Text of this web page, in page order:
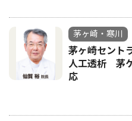
茅ヶ崎・寒川
茅ヶ崎セント
人工透析 茅
応